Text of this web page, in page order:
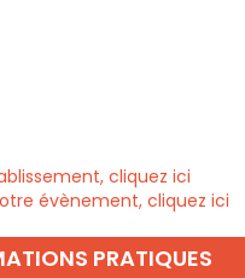
cliquez ici
évènement, cliquez ici
PRATIQUES